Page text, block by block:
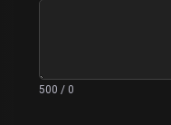
0 / 500